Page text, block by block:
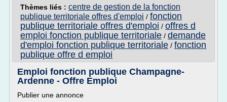
Thèmes liés : centre de gestion de la fonction
publique territoriale offres d'emploi / fonction
publique territoriale offres d'emploi / offres d
emploi fonction publique territoriale / demande
d'emploi fonction publique territoriale / fonction
publique offre d emploi
Emploi fonction publique Champagne-
Ardenne - Offre Emploi
Publier une annonce